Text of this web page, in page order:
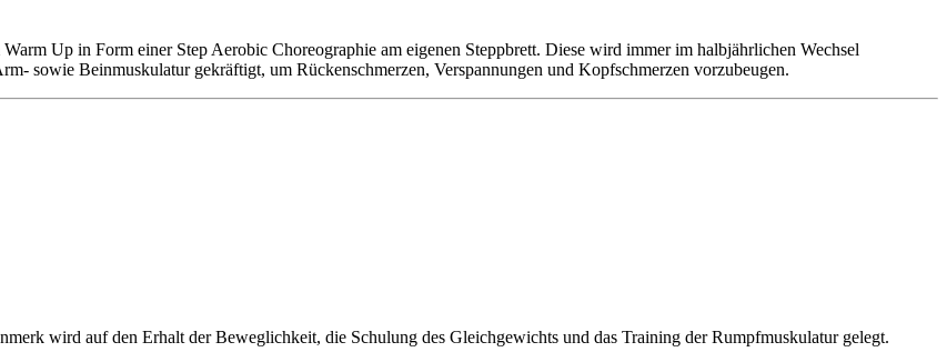
Up in Form einer Step Aerobic Choreographie am eigenen Steppbrett. Diese wird immer im halbjährlichen Wechsel
sowie Beinmuskulatur gekräftigt, um Rückenschmerzen, Verspannungen und Kopfschmerzen vorzubeugen.
wird auf den Erhalt der Beweglichkeit, die Schulung des Gleichgewichts und das Training der Rumpfmuskulatur gelegt.